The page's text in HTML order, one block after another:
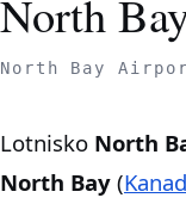
North
North Bay
Lotnisko North
North Bay (